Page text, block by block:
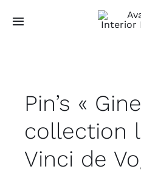
Toggle
Tapisserie
À
Pin’s «
collection
Vinci de